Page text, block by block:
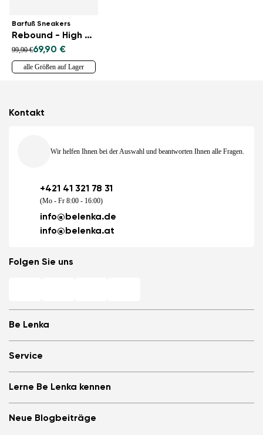
Barfuß Sneakers
Rebound - High Top - All White
99,90 €69,90 €
alle Größen auf Lager
Be Lenka
Store Locator
Über uns
Be Lenka in den Medien
Cookies
Datenschutzinformationen
Service
Anmelden
Be Lenka empfehlen &amp; Geld verdienen
Allgemeine Geschäftsbedingungen, Umtausch und Widerrufsrecht
Lerne Be Lenka kennen
Be Lenka Kids
Neue Blogbeiträge
Kontakt
Wir helfen Ihnen bei der Auswahl und beantworten Ihnen alle Fragen.
+421 41 321 78 31
(Mo - Fr 8:00 - 16:00)
info@belenka.de
info@belenka.at
Folgen Sie uns